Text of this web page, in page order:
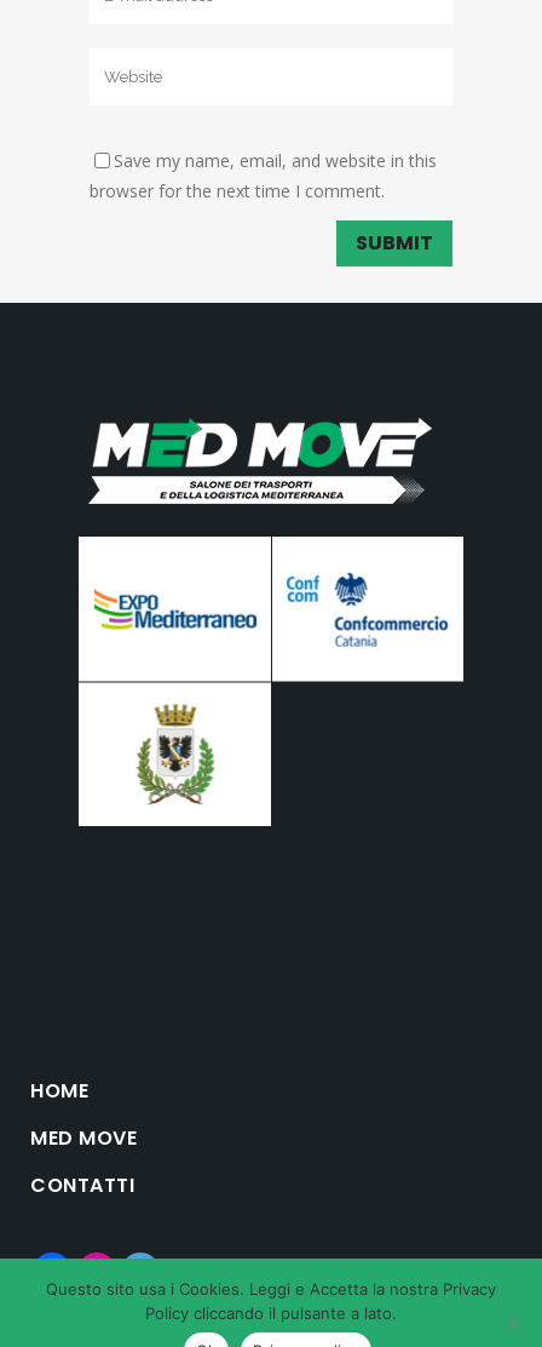
Save my name, email, and website in this
browser for the next time I comment.
HOME
MED MOVE
CONTATTI
Questo sito usa i Cookies. Leggi e Accetta la nostra Privacy
Policy cliccando il pulsante a lato.